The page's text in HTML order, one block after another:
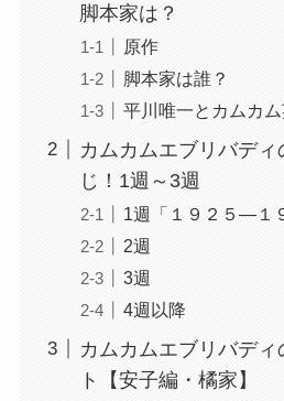
脚本家は？
原作
脚本家は誰？
平川唯一とカムカ
カムカムエブリバデ
じ！1週～3週
1週「１９２５―１
2週
3週
4週以降
カムカムエブリバディ
ト【安子編・橘家】